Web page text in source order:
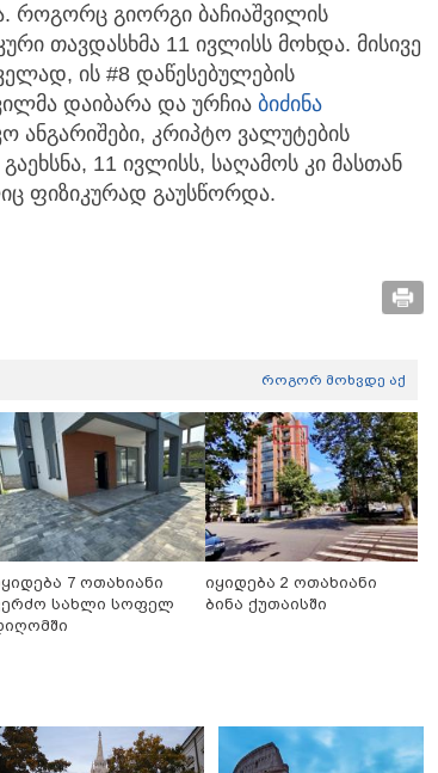
როგორც გიორგი ბაჩიაშვილის
თავდასხმა 11 ივლისს მოხდა. მისივე
ის #8 დაწესებულების
დაიბარა და ურჩია ბიძინა
ანგარიშები, კრიპტო ვალუტების
11 ივლისს, საღამოს კი მასთან
ფიზიკურად გაუსწორდა.
როგორ მოხვდე აქ
7 ოთახიანი
სახლი სოფელ
იყიდება 2 ოთახიანი
ბინა ქუთაისში